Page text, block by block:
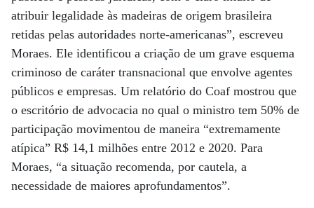
atribuir legalidade às madeiras de origem brasileira
retidas pelas autoridades norte-americanas”, escreveu
Moraes. Ele identificou a criação de um grave esquema
criminoso de caráter transnacional que envolve agentes
públicos e empresas. Um relatório do Coaf mostrou que
o escritório de advocacia no qual o ministro tem 50% de
participação movimentou de maneira “extremamente
atípica” R$ 14,1 milhões entre 2012 e 2020. Para
Moraes, “a situação recomenda, por cautela, a
necessidade de maiores aprofundamentos”.